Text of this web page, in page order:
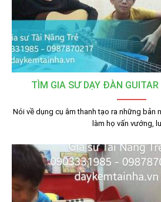
TÌM GIA SƯ DẠY ĐÀN
Nói về dụng cụ âm thanh tạo ra những bản
làm họ vấn vướng,